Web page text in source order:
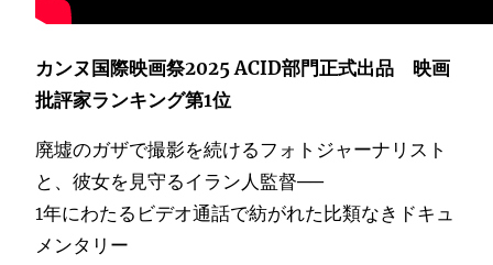
カンヌ国際映画祭2025 ACID部門正式出品 映画
批評家ランキング第1位
廃墟のガザで撮影を続けるフォトジャーナリスト
と、彼女を見守るイラン人監督──
1年にわたるビデオ通話で紡がれた比類なきドキュ
メンタリー